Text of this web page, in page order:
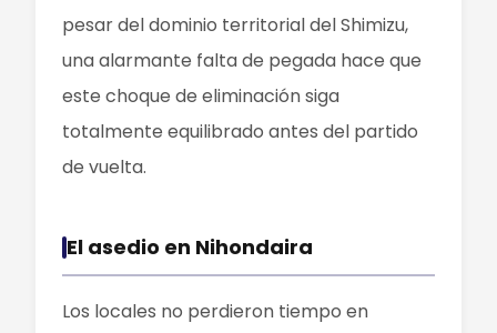
pesar del dominio territorial del Shimizu,
una alarmante falta de pegada hace que
este choque de eliminación siga
totalmente equilibrado antes del partido
de vuelta.
El asedio en Nihondaira
Los locales no perdieron tiempo en